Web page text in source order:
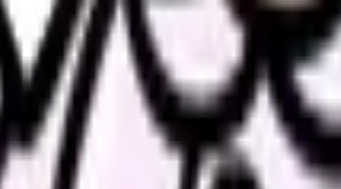
、求人を見比べられます。